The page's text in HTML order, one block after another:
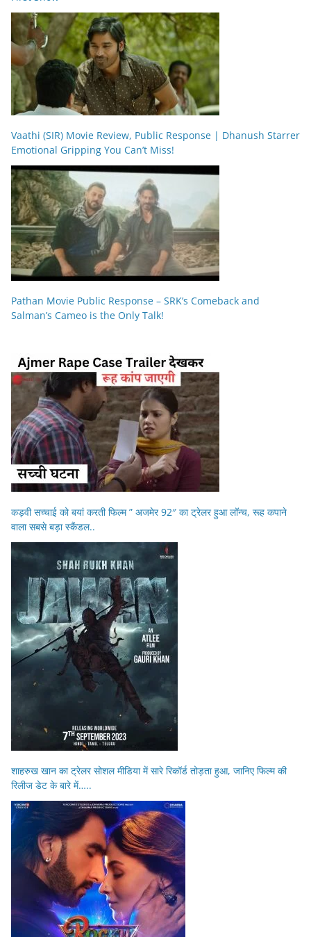
Vaathi (SIR) Movie Review, Public Response | Dhanush Starrer
Emotional Gripping You Can’t Miss!
Pathan Movie Public Response – SRK’s Comeback and
Salman’s Cameo is the Only Talk!
कड़वी सच्चाई को बयां करती फिल्म ” अजमेर 92″ का ट्रेलर हुआ लॉन्च, रूह कपाने
वाला सबसे बड़ा स्कैंडल..
शाहरुख खान का ट्रेलर सोशल मीडिया में सारे रिकॉर्ड तोड़ता हुआ, जानिए फिल्म की
रिलीज डेट के बारे में…..